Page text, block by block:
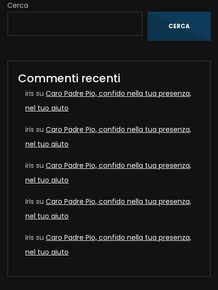
Cerca
CERCA
Commenti recenti
iris su Caro Padre Pio, confido nella tua presenza,
nel tuo aiuto
iris su Caro Padre Pio, confido nella tua presenza,
nel tuo aiuto
iris su Caro Padre Pio, confido nella tua presenza,
nel tuo aiuto
Iris su Caro Padre Pio, confido nella tua presenza,
nel tuo aiuto
Iris su Caro Padre Pio, confido nella tua presenza,
nel tuo aiuto